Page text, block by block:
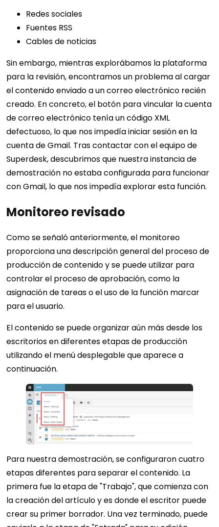
Redes sociales
Fuentes RSS
Cables de noticias
Sin embargo, mientras explorábamos la plataforma
para la revisión, encontramos un problema al cargar
el contenido enviado a un correo electrónico recién
creado. En concreto, el botón para vincular la cuenta
de correo electrónico tenía un código XML
defectuoso, lo que nos impedía iniciar sesión en la
cuenta de Gmail. Tras contactar con el equipo de
Superdesk, descubrimos que nuestra instancia de
demostración no estaba configurada para funcionar
con Gmail, lo que nos impedía explorar esta función.
Monitoreo revisado
Como se señaló anteriormente, el monitoreo
proporciona una descripción general del proceso de
producción de contenido y se puede utilizar para
controlar el proceso de aprobación, como la
asignación de tareas o el uso de la función marcar
para el usuario.
El contenido se puede organizar aún más desde los
escritorios en diferentes etapas de producción
utilizando el menú desplegable que aparece a
continuación.
Para nuestra demostración, se configuraron cuatro
etapas diferentes para separar el contenido. La
primera fue la etapa de "Trabajo", que comienza con
la creación del artículo y es donde el escritor puede
crear su primer borrador. Una vez terminado, puede